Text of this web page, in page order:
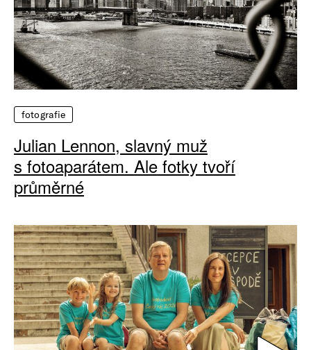
fotografie
Julian Lennon, slavný muž
s fotoaparátem. Ale fotky tvoří
průměrné